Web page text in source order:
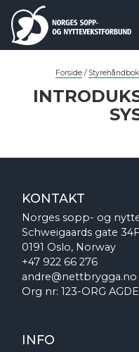
Forside / Styrehåndbok
KONTAKT
Norges sopp- og
Schweigaards gate 34F
0191 Oslo, Norway
+47 922 66 276
andre@nettbrygga.no
Org nr: 123-ORG
INFO